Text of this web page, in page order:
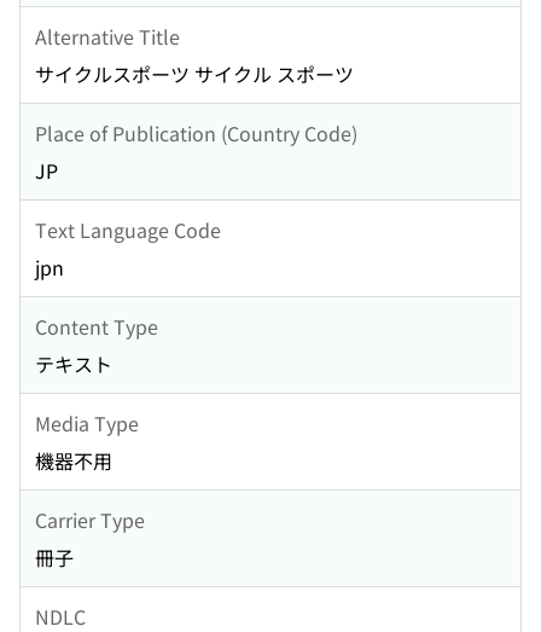
Alternative Title
サイクルスポーツ サイクル スポーツ
Place of Publication (Country Code)
JP
Text Language Code
jpn
Content Type
テキスト
Media Type
機器不用
Carrier Type
冊子
NDLC